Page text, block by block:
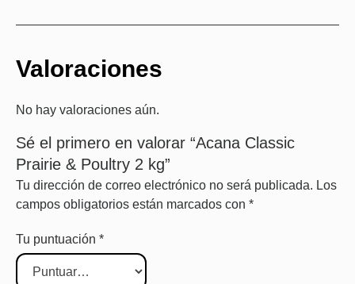
Valoraciones
No hay valoraciones aún.
Sé el primero en valorar “Acana Classic
Prairie & Poultry 2 kg”
Tu dirección de correo electrónico no será publicada. Los
campos obligatorios están marcados con *
Tu puntuación *